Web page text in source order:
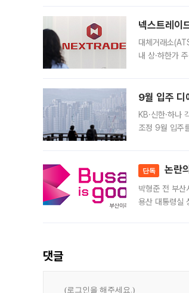
넥스트레이
대체거래소
내 상·하한가
9월 입주
KB·신한·하나
조정 9월 입주
단독 논란
박형준 전 부
용산 대통령실
댓글